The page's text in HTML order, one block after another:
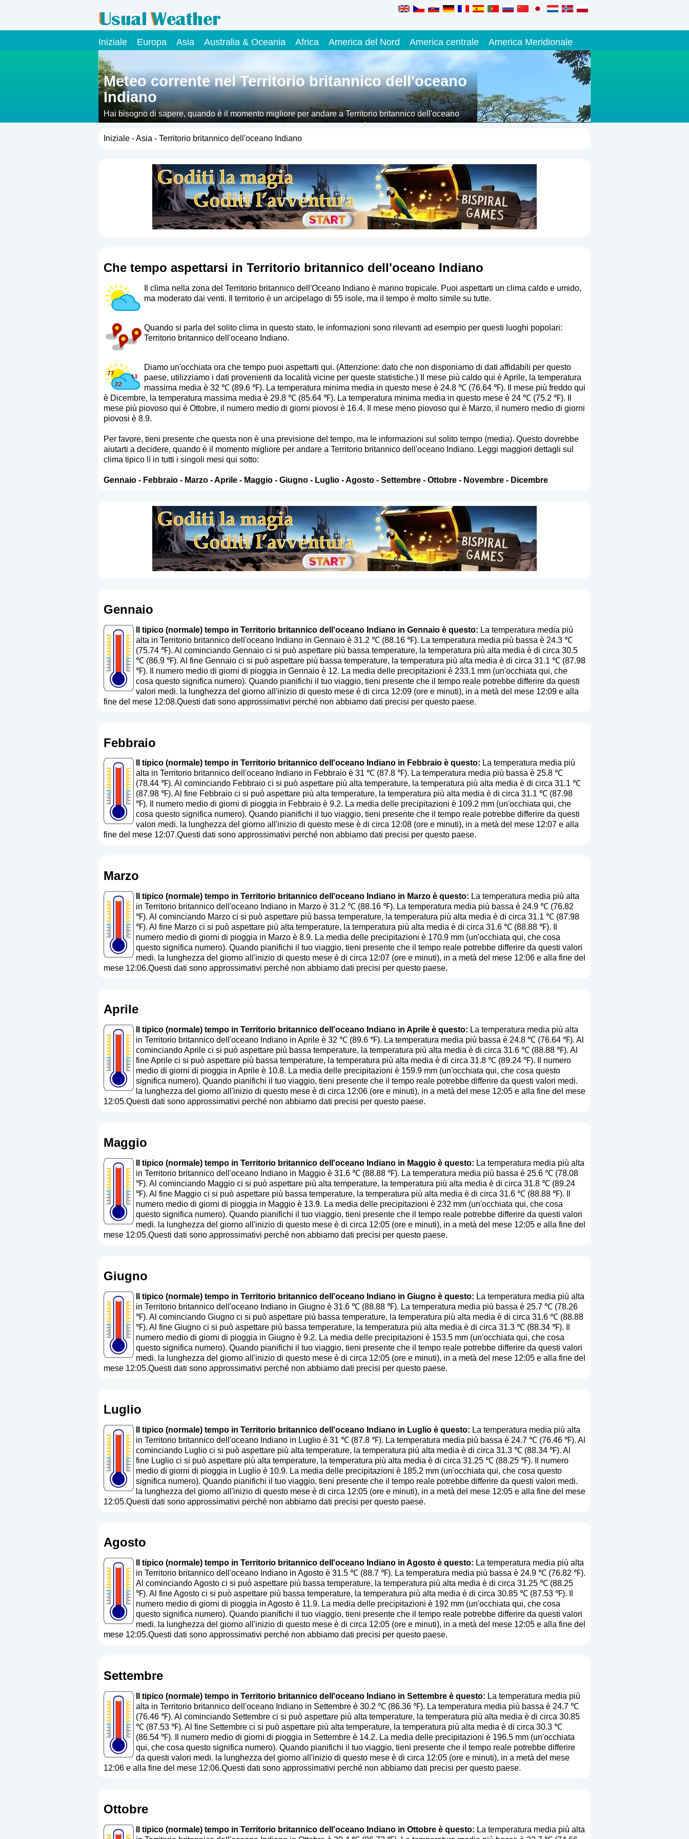
Iniziale Europa Asia Australia & Oceania Africa America del Nord America centrale America Meridionale
Meteo corrente nel Territorio britannico dell'oceano
Indiano
Hai bisogno di sapere, quando è il momento migliore per andare a Territorio britannico dell'oceano
Iniziale-Asia - Territorio britannico dell'oceano Indiano
Che tempo aspettarsi in Territorio britannico dell'oceano Indiano
Il clima nella zona del Territorio britannico dell'Oceano Indiano è marino tropicale. Puoi aspettarti un clima caldo e umido,
ma moderato dai venti. Il territorio è un arcipelago di 55 isole, ma il tempo è molto simile su tutte.
Quando si parla del solito clima in questo stato, le informazioni sono rilevanti ad esempio per questi luoghi popolari:
Territorio britannico dell'oceano Indiano.
Diamo un'occhiata ora che tempo puoi aspettarti qui. (Attenzione: dato che non disponiamo di dati affidabili per questo
paese, utilizziamo i dati provenienti da località vicine per queste statistiche.) Il mese più caldo qui è Aprile, la temperatura
massima media è 32 ℃ (89.6 ℉). La temperatura minima media in questo mese è 24.8 ℃ (76.64 ℉). Il mese più freddo qui
è Dicembre, la temperatura massima media è 29.8 ℃ (85.64 ℉). La temperatura minima media in questo mese è 24 ℃ (75.2 ℉). Il
mese più piovoso qui è Ottobre, il numero medio di giorni piovosi è 16.4. Il mese meno piovoso qui è Marzo, il numero medio di giorni
piovosi è 8.9.
Per favore, tieni presente che questa non è una previsione del tempo, ma le informazioni sul solito tempo (media). Questo dovrebbe
aiutarti a decidere, quando è il momento migliore per andare a Territorio britannico dell'oceano Indiano. Leggi maggiori dettagli sul
clima tipico lì in tutti i singoli mesi qui sotto:
Gennaio- Febbraio- Marzo-Aprile- Maggio- Giugno- Luglio-Agosto- Settembre- Ottobre- Novembre- Dicembre
Gennaio
Il tipico (normale) tempo in Territorio britannico dell'oceano Indiano in Gennaio è questo: La temperatura media più
alta in Territorio britannico dell'oceano Indiano in Gennaio è 31.2 ℃ (88.16 ℉). La temperatura media più bassa è 24.3 ℃
(75.74 ℉). Al cominciando Gennaio ci si può aspettare più bassa temperature, la temperatura più alta media è di circa 30.5
℃ (86.9 ℉). Al fine Gennaio ci si può aspettare più bassa temperature, la temperatura più alta media è di circa 31.1 ℃ (87.98
℉). Il numero medio di giorni di pioggia in Gennaio è 12. La media delle precipitazioni è 233.1 mm (un'occhiata qui, che
cosa questo significa numero). Quando pianifichi il tuo viaggio, tieni presente che il tempo reale potrebbe differire da questi
valori medi. la lunghezza del giorno all'inizio di questo mese è di circa 12:09 (ore e minuti), in a metà del mese 12:09 e alla
fine del mese 12:08.Questi dati sono approssimativi perché non abbiamo dati precisi per questo paese.
Febbraio
Il tipico (normale) tempo in Territorio britannico dell'oceano Indiano in Febbraio è questo: La temperatura media più
alta in Territorio britannico dell'oceano Indiano in Febbraio è 31 ℃ (87.8 ℉). La temperatura media più bassa è 25.8 ℃
(78.44 ℉). Al cominciando Febbraio ci si può aspettare più alta temperature, la temperatura più alta media è di circa 31.1 ℃
(87.98 ℉). Al fine Febbraio ci si può aspettare più alta temperature, la temperatura più alta media è di circa 31.1 ℃ (87.98
℉). Il numero medio di giorni di pioggia in Febbraio è 9.2. La media delle precipitazioni è 109.2 mm (un'occhiata qui, che
cosa questo significa numero). Quando pianifichi il tuo viaggio, tieni presente che il tempo reale potrebbe differire da questi
valori medi. la lunghezza del giorno all'inizio di questo mese è di circa 12:08 (ore e minuti), in a metà del mese 12:07 e alla
fine del mese 12:07.Questi dati sono approssimativi perché non abbiamo dati precisi per questo paese.
Marzo
Il tipico (normale) tempo in Territorio britannico dell'oceano Indiano in Marzo è questo: La temperatura media più alta
in Territorio britannico dell'oceano Indiano in Marzo è 31.2 ℃ (88.16 ℉). La temperatura media più bassa è 24.9 ℃ (76.82
℉). Al cominciando Marzo ci si può aspettare più bassa temperature, la temperatura più alta media è di circa 31.1 ℃ (87.98
℉). Al fine Marzo ci si può aspettare più alta temperature, la temperatura più alta media è di circa 31.6 ℃ (88.88 ℉). Il
numero medio di giorni di pioggia in Marzo è 8.9. La media delle precipitazioni è 170.9 mm (un'occhiata qui, che cosa
questo significa numero). Quando pianifichi il tuo viaggio, tieni presente che il tempo reale potrebbe differire da questi valori
medi. la lunghezza del giorno all'inizio di questo mese è di circa 12:07 (ore e minuti), in a metà del mese 12:06 e alla fine del
mese 12:06.Questi dati sono approssimativi perché non abbiamo dati precisi per questo paese.
Aprile
Il tipico (normale) tempo in Territorio britannico dell'oceano Indiano in Aprile è questo: La temperatura media più alta
in Territorio britannico dell'oceano Indiano in Aprile è 32 ℃ (89.6 ℉). La temperatura media più bassa è 24.8 ℃ (76.64 ℉). Al
cominciando Aprile ci si può aspettare più bassa temperature, la temperatura più alta media è di circa 31.6 ℃ (88.88 ℉). Al
fine Aprile ci si può aspettare più bassa temperature, la temperatura più alta media è di circa 31.8 ℃ (89.24 ℉). Il numero
medio di giorni di pioggia in Aprile è 10.8. La media delle precipitazioni è 159.9 mm (un'occhiata qui, che cosa questo
significa numero). Quando pianifichi il tuo viaggio, tieni presente che il tempo reale potrebbe differire da questi valori medi.
la lunghezza del giorno all'inizio di questo mese è di circa 12:06 (ore e minuti), in a metà del mese 12:05 e alla fine del mese
12:05.Questi dati sono approssimativi perché non abbiamo dati precisi per questo paese.
Maggio
Il tipico (normale) tempo in Territorio britannico dell'oceano Indiano in Maggio è questo: La temperatura media più alta
in Territorio britannico dell'oceano Indiano in Maggio è 31.6 ℃ (88.88 ℉). La temperatura media più bassa è 25.6 ℃ (78.08
℉). Al cominciando Maggio ci si può aspettare più alta temperature, la temperatura più alta media è di circa 31.8 ℃ (89.24
℉). Al fine Maggio ci si può aspettare più bassa temperature, la temperatura più alta media è di circa 31.6 ℃ (88.88 ℉). Il
numero medio di giorni di pioggia in Maggio è 13.9. La media delle precipitazioni è 232 mm (un'occhiata qui, che cosa
questo significa numero). Quando pianifichi il tuo viaggio, tieni presente che il tempo reale potrebbe differire da questi valori
medi. la lunghezza del giorno all'inizio di questo mese è di circa 12:05 (ore e minuti), in a metà del mese 12:05 e alla fine del
mese 12:05.Questi dati sono approssimativi perché non abbiamo dati precisi per questo paese.
Giugno
Il tipico (normale) tempo in Territorio britannico dell'oceano Indiano in Giugno è questo: La temperatura media più alta
in Territorio britannico dell'oceano Indiano in Giugno è 31.6 ℃ (88.88 ℉). La temperatura media più bassa è 25.7 ℃ (78.26
℉). Al cominciando Giugno ci si può aspettare più bassa temperature, la temperatura più alta media è di circa 31.6 ℃ (88.88
℉). Al fine Giugno ci si può aspettare più bassa temperature, la temperatura più alta media è di circa 31.3 ℃ (88.34 ℉). Il
numero medio di giorni di pioggia in Giugno è 9.2. La media delle precipitazioni è 153.5 mm (un'occhiata qui, che cosa
questo significa numero). Quando pianifichi il tuo viaggio, tieni presente che il tempo reale potrebbe differire da questi valori
medi. la lunghezza del giorno all'inizio di questo mese è di circa 12:05 (ore e minuti), in a metà del mese 12:05 e alla fine del
mese 12:05.Questi dati sono approssimativi perché non abbiamo dati precisi per questo paese.
Luglio
Il tipico (normale) tempo in Territorio britannico dell'oceano Indiano in Luglio è questo: La temperatura media più alta
in Territorio britannico dell'oceano Indiano in Luglio è 31 ℃ (87.8 ℉). La temperatura media più bassa è 24.7 ℃ (76.46 ℉). Al
cominciando Luglio ci si può aspettare più alta temperature, la temperatura più alta media è di circa 31.3 ℃ (88.34 ℉). Al
fine Luglio ci si può aspettare più alta temperature, la temperatura più alta media è di circa 31.25 ℃ (88.25 ℉). Il numero
medio di giorni di pioggia in Luglio è 10.9. La media delle precipitazioni è 185.2 mm (un'occhiata qui, che cosa questo
significa numero). Quando pianifichi il tuo viaggio, tieni presente che il tempo reale potrebbe differire da questi valori medi.
la lunghezza del giorno all'inizio di questo mese è di circa 12:05 (ore e minuti), in a metà del mese 12:05 e alla fine del mese
12:05.Questi dati sono approssimativi perché non abbiamo dati precisi per questo paese.
Agosto
Il tipico (normale) tempo in Territorio britannico dell'oceano Indiano in Agosto è questo: La temperatura media più alta
in Territorio britannico dell'oceano Indiano in Agosto è 31.5 ℃ (88.7 ℉). La temperatura media più bassa è 24.9 ℃ (76.82 ℉).
Al cominciando Agosto ci si può aspettare più bassa temperature, la temperatura più alta media è di circa 31.25 ℃ (88.25
℉). Al fine Agosto ci si può aspettare più bassa temperature, la temperatura più alta media è di circa 30.85 ℃ (87.53 ℉). Il
numero medio di giorni di pioggia in Agosto è 11.9. La media delle precipitazioni è 192 mm (un'occhiata qui, che cosa
questo significa numero). Quando pianifichi il tuo viaggio, tieni presente che il tempo reale potrebbe differire da questi valori
medi. la lunghezza del giorno all'inizio di questo mese è di circa 12:05 (ore e minuti), in a metà del mese 12:05 e alla fine del
mese 12:05.Questi dati sono approssimativi perché non abbiamo dati precisi per questo paese.
Settembre
Il tipico (normale) tempo in Territorio britannico dell'oceano Indiano in Settembre è questo: La temperatura media più
alta in Territorio britannico dell'oceano Indiano in Settembre è 30.2 ℃ (86.36 ℉). La temperatura media più bassa è 24.7 ℃
(76.46 ℉). Al cominciando Settembre ci si può aspettare più alta temperature, la temperatura più alta media è di circa 30.85
℃ (87.53 ℉). Al fine Settembre ci si può aspettare più alta temperature, la temperatura più alta media è di circa 30.3 ℃
(86.54 ℉). Il numero medio di giorni di pioggia in Settembre è 14.2. La media delle precipitazioni è 196.5 mm (un'occhiata
qui, che cosa questo significa numero). Quando pianifichi il tuo viaggio, tieni presente che il tempo reale potrebbe differire
da questi valori medi. la lunghezza del giorno all'inizio di questo mese è di circa 12:05 (ore e minuti), in a metà del mese
12:06 e alla fine del mese 12:06.Questi dati sono approssimativi perché non abbiamo dati precisi per questo paese.
Ottobre
Il tipico (normale) tempo in Territorio britannico dell'oceano Indiano in Ottobre è questo: La temperatura media più alta